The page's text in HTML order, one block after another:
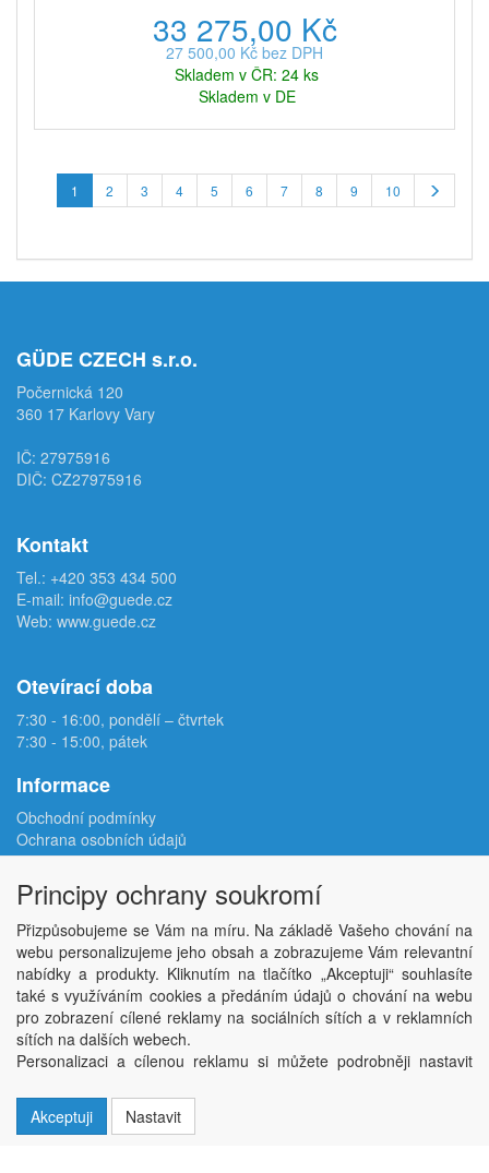
33 275,00 Kč
27 500,00 Kč bez DPH
Skladem v ČR: 24 ks
Skladem v DE
1 2 3 4 5 6 7 8 9 10
GÜDE CZECH s.r.o.
Počernická 120
360 17 Karlovy Vary
IČ: 27975916
DIČ: CZ27975916
Kontakt
Tel.: +420 353 434 500
E-mail: info@guede.cz
Web: www.guede.cz
Otevírací doba
7:30 - 16:00, pondělí – čtvrtek
7:30 - 15:00, pátek
Informace
Obchodní podmínky
Ochrana osobních údajů
Reklamační protokol
Odstoupení od smlouvy
Podmínky užití e-shopu
Doprava
Velkoobchod
Kontakt
Nastavení soukromí
Copyright © ABRA Software a.s. 2026,
Principy ochrany soukromí
Přizpůsobujeme se Vám na míru. Na základě Vašeho chování na
webu personalizujeme jeho obsah a zobrazujeme Vám relevantní
nabídky a produkty. Kliknutím na tlačítko „Akceptuji“ souhlasíte
také s využíváním cookies a předáním údajů o chování na webu
pro zobrazení cílené reklamy na sociálních sítích a v reklamních
sítích na dalších webech.
Personalizaci a cílenou reklamu si můžete podrobněji nastavit
Akceptuji
Nastavit